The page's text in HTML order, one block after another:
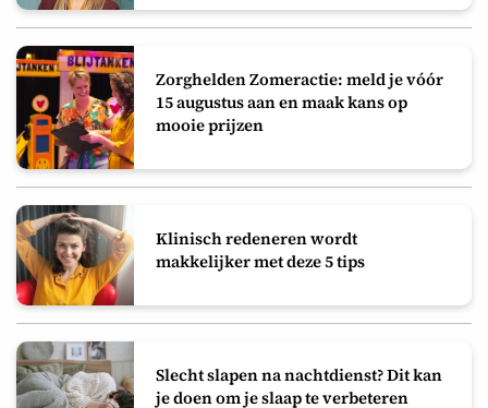
Zorghelden Zomeractie: meld je vóór
15 augustus aan en maak kans op
mooie prijzen
Klinisch redeneren wordt
makkelijker met deze 5 tips
Slecht slapen na nachtdienst? Dit kan
je doen om je slaap te verbeteren